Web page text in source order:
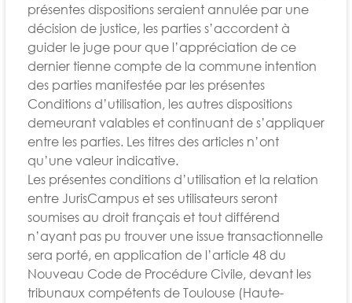
présentes dispositions seraient annulée par une
décision de justice, les parties s’accordent à
guider le juge pour que l’appréciation de ce
dernier tienne compte de la commune intention
des parties manifestée par les présentes
Conditions d’utilisation, les autres dispositions
demeurant valables et continuant de s’appliquer
entre les parties. Les titres des articles n’ont
qu’une valeur indicative.
Les présentes conditions d’utilisation et la relation
entre JurisCampus et ses utilisateurs seront
soumises au droit français et tout différend
n’ayant pas pu trouver une issue transactionnelle
sera porté, en application de l’article 48 du
Nouveau Code de Procédure Civile, devant les
tribunaux compétents de Toulouse (Haute-